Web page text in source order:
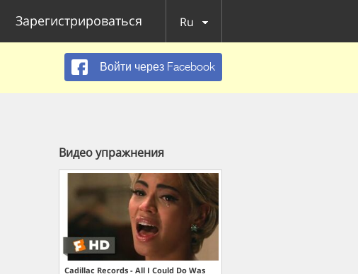
Зарегистрироваться Ru
Войти через Facebook
Видео упражнения
Cadillac Records - All I Could Do Was